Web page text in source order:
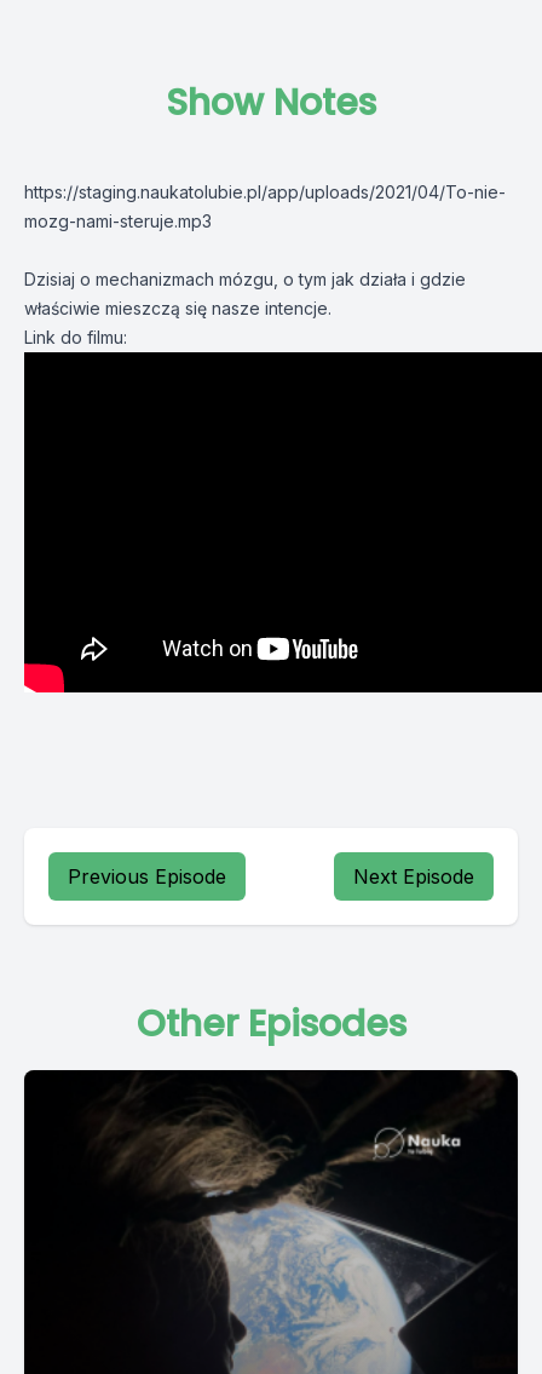
Show Notes
https://staging.naukatolubie.pl/app/uploads/2021/04/To-nie-
mozg-nami-steruje.mp3
Dzisiaj o mechanizmach mózgu, o tym jak działa i gdzie
właściwie mieszczą się nasze intencje.
Link do filmu:
Previous Episode Next Episode
Other Episodes